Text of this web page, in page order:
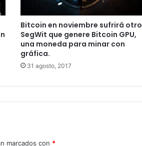
Bitcoin en noviembre sufrirá otro
SegWit que genere Bitcoin GPU,
una moneda para minar con
gráfica.
31 agosto, 2017
marcados con *